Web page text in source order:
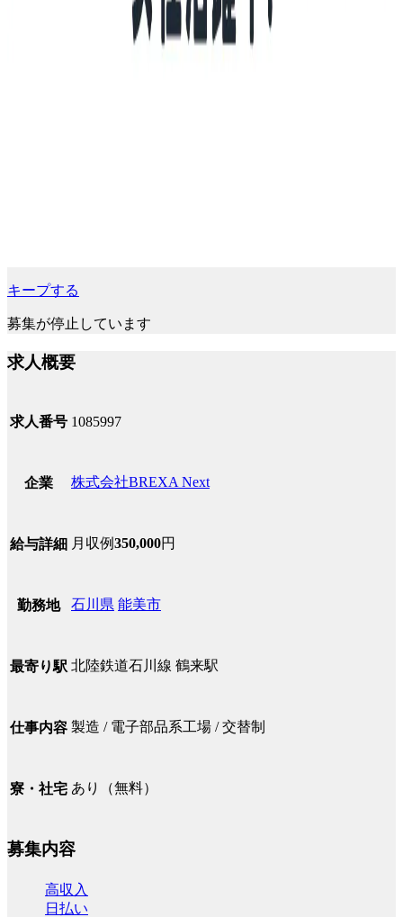
キープする
募集が停止しています
求人概要
求人番号 1085997
企業 株式会社BREXA Next
給与詳細 月収例350,000円
勤務地 石川県 能美市
最寄り駅 北陸鉄道石川線 鶴来駅
仕事内容 製造 / 電子部品系工場 / 交替制
寮・社宅 あり（無料）
募集内容
高収入
日払い